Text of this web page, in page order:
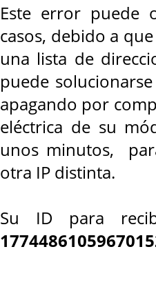
Este error puede
casos, debido a
una lista de
puede
apagando por
eléctrica de su
unos minutos,
otra IP distinta.
Su ID para